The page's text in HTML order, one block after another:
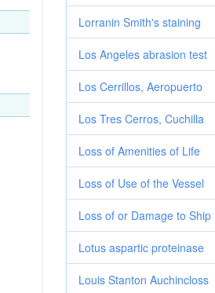
Lorranin Smith's staining
Los Angeles abrasion test
Los Cerrillos, Aeropuerto
Los Tres Cerros, Cuchilla
Loss of Amenities of Life
Loss of Use of the Vessel
Loss of or Damage to Ship
Lotus aspartic proteinase
Louis Stanton Auchincloss